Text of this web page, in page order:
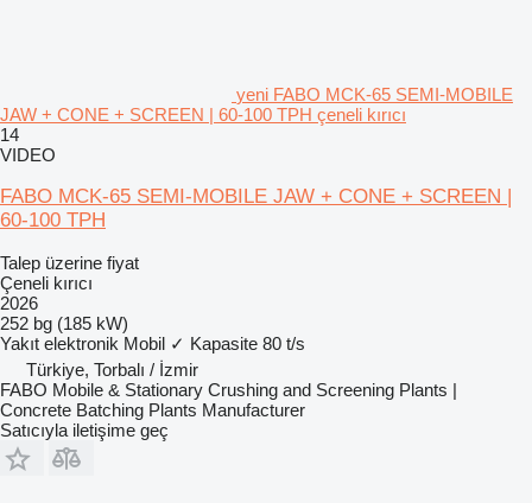
yeni FABO MCK-65 SEMI-MOBILE
JAW + CONE + SCREEN | 60-100 TPH çeneli kırıcı
14
VIDEO
FABO MCK-65 SEMI-MOBILE JAW + CONE + SCREEN |
60-100 TPH
Talep üzerine fiyat
Çeneli kırıcı
2026
252 bg (185 kW)
Yakıt elektronik Mobil ✓ Kapasite 80 t/s
Türkiye, Torbalı / İzmir
FABO Mobile & Stationary Crushing and Screening Plants |
Concrete Batching Plants Manufacturer
Satıcıyla iletişime geç